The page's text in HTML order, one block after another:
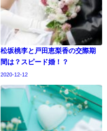
松坂桃李と戸田恵梨香の交際期
間は？スピード婚！？
2020-12-12